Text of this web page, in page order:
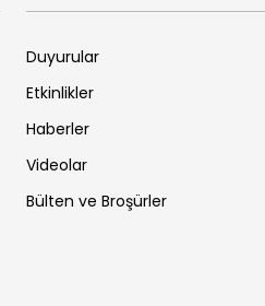
Duyurular
Etkinlikler
Haberler
Videolar
Bülten ve Broşürler